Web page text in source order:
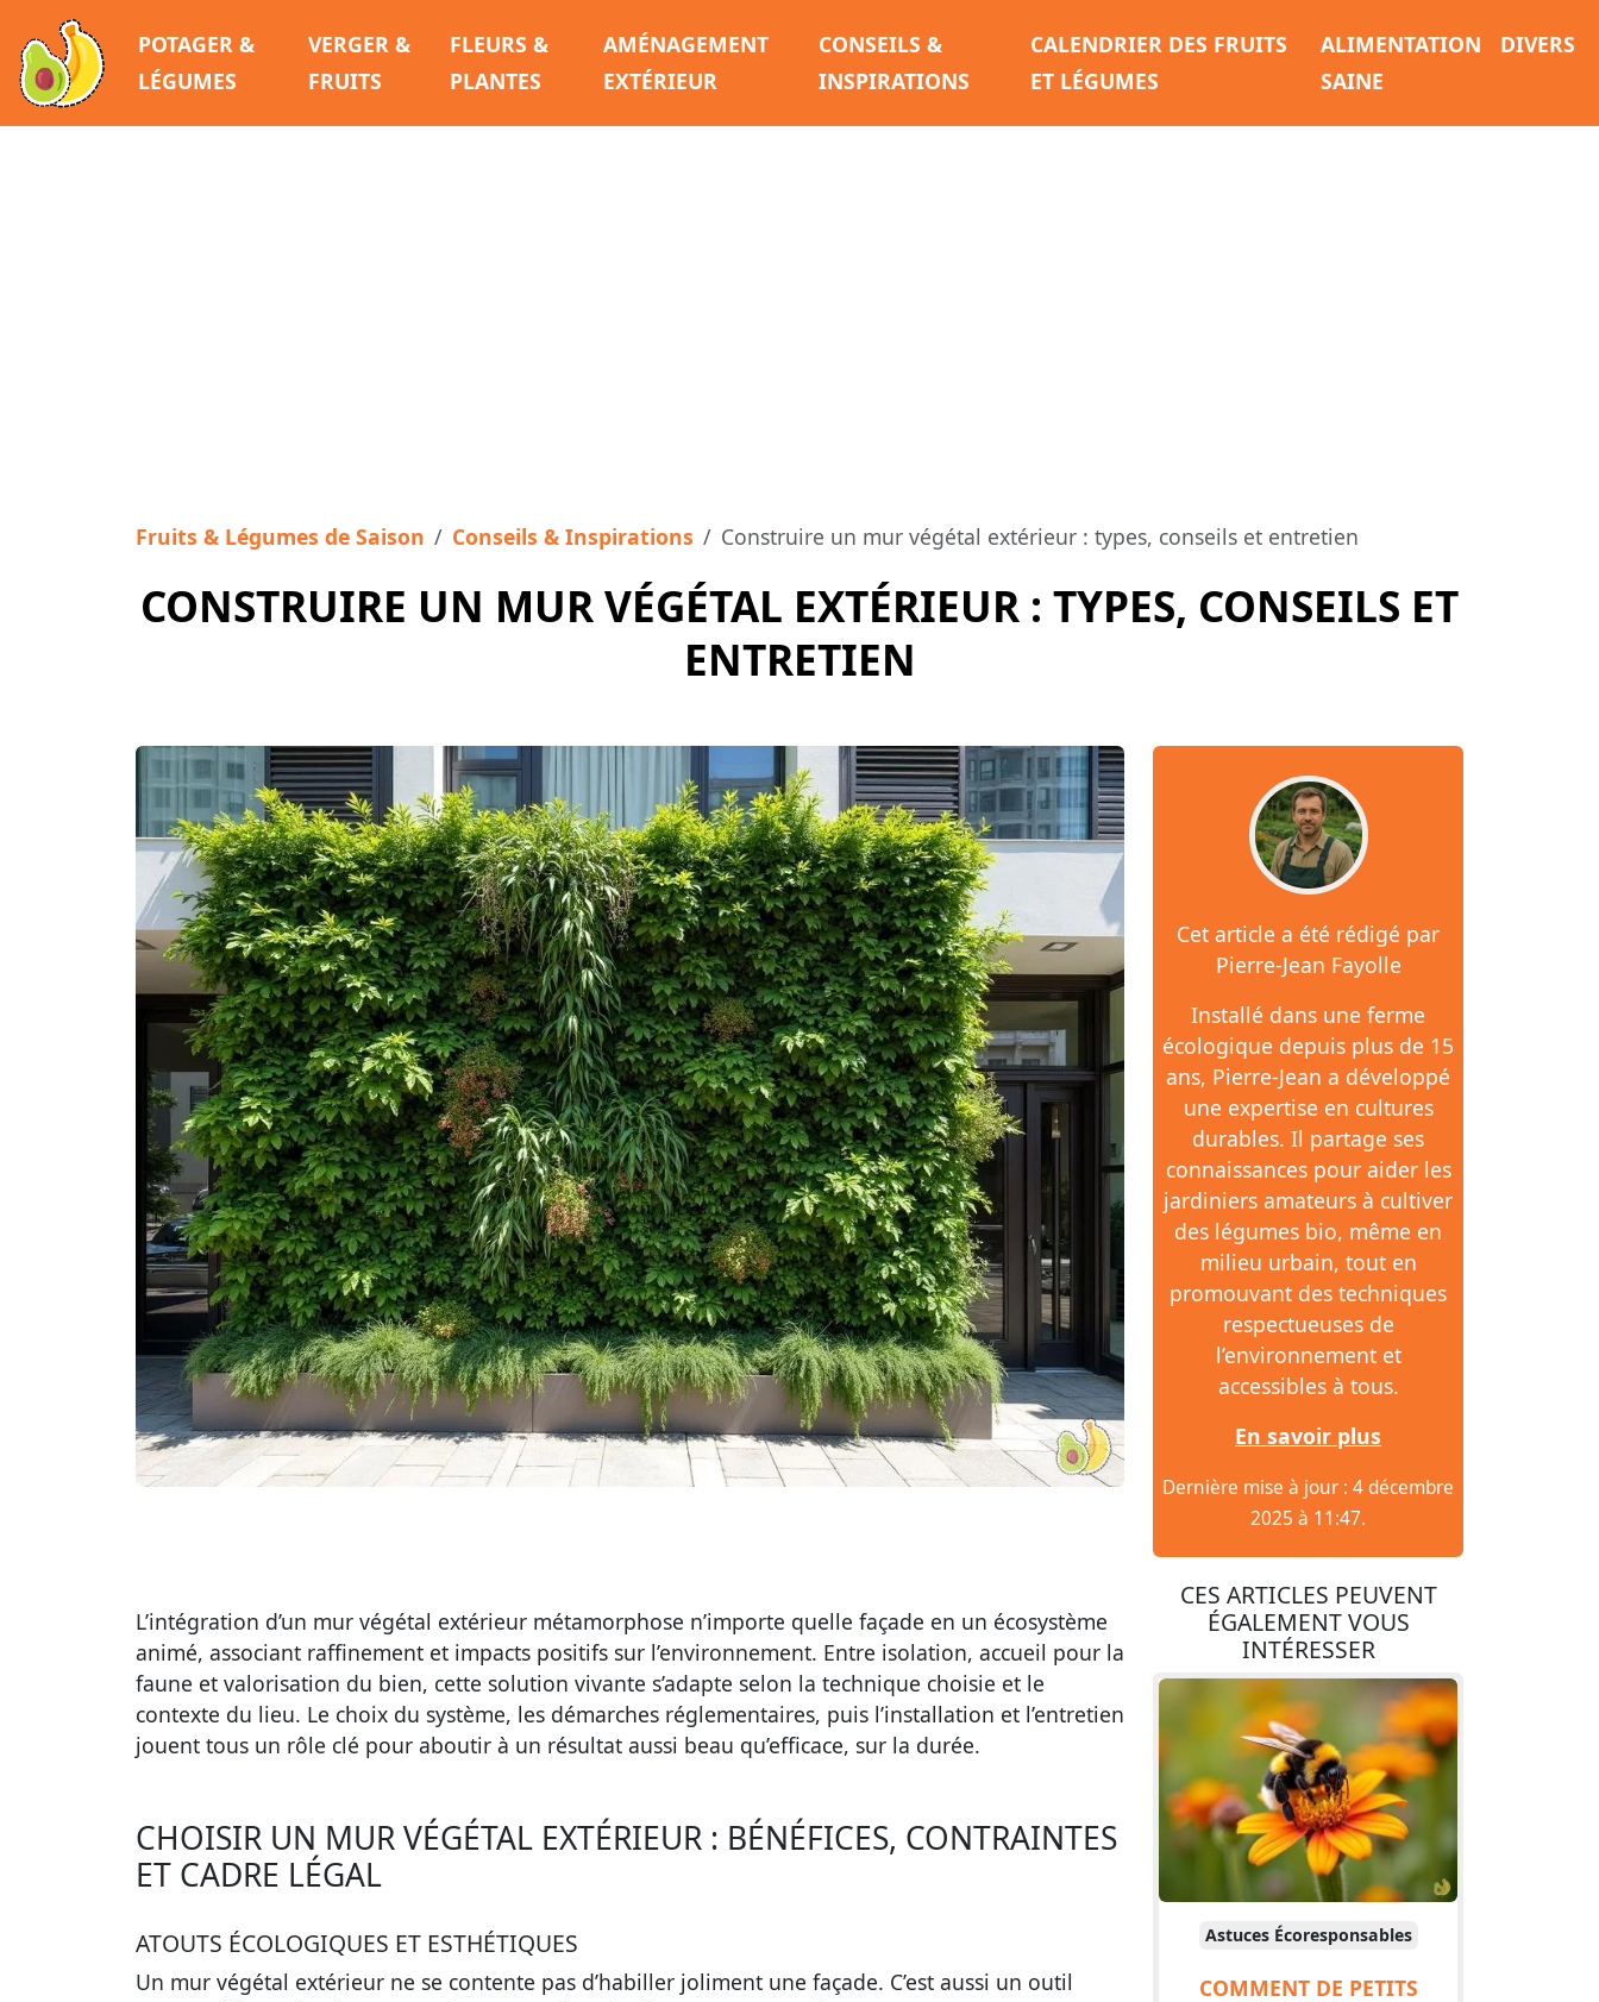
POTAGER &
LÉGUMES
VERGER &
FRUITS
FLEURS &
PLANTES
AMÉNAGEMENT
EXTÉRIEUR
CONSEILS &
INSPIRATIONS
CALENDRIER DES FRUITS
ET LÉGUMES
ALIMENTATION
SAINE
DIVERS
Fruits & Légumes de Saison Conseils & Inspirations Construire un mur végétal extérieur : types, conseils et entretien
CONSTRUIRE UN MUR VÉGÉTAL EXTÉRIEUR : TYPES, CONSEILS ET
ENTRETIEN
L’intégration d’un mur végétal extérieur métamorphose n’importe quelle façade en un écosystème
animé, associant raffinement et impacts positifs sur l’environnement. Entre isolation, accueil pour la
faune et valorisation du bien, cette solution vivante s’adapte selon la technique choisie et le
contexte du lieu. Le choix du système, les démarches réglementaires, puis l’installation et l’entretien
jouent tous un rôle clé pour aboutir à un résultat aussi beau qu’efficace, sur la durée.
CHOISIR UN MUR VÉGÉTAL EXTÉRIEUR : BÉNÉFICES, CONTRAINTES
ET CADRE LÉGAL
ATOUTS ÉCOLOGIQUES ET ESTHÉTIQUES
Un mur végétal extérieur ne se contente pas d’habiller joliment une façade. C’est aussi un outil
Cet article a été rédigé par
Pierre-Jean Fayolle
Installé dans une ferme
écologique depuis plus de 15
ans, Pierre-Jean a développé
une expertise en cultures
durables. Il partage ses
connaissances pour aider les
jardiniers amateurs à cultiver
des légumes bio, même en
milieu urbain, tout en
promouvant des techniques
respectueuses de
l’environnement et
accessibles à tous.
En savoir plus
Dernière mise à jour : 4 décembre
2025 à 11:47.
CES ARTICLES PEUVENT
ÉGALEMENT VOUS
INTÉRESSER
Astuces Écoresponsables
COMMENT DE PETITS